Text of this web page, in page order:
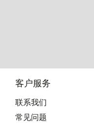
客户服务
联系我们
常见问题